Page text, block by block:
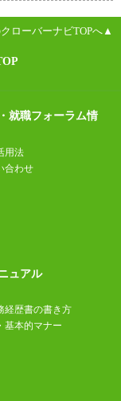
ローバーナビTOPへ▲
就職フォーラム情
用法
合わせ
ュアル
経歴書の書き方
基本的マナー